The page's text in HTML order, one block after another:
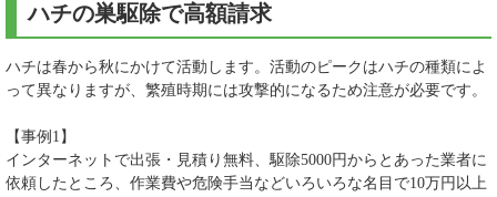
ハチの巣駆除で高額請求
ハチは春から秋にかけて活動します。活動のピークはハチの種類によ
って異なりますが、繁殖時期には攻撃的になるため注意が必要です。
【事例1】
インターネットで出張・見積り無料、駆除5000円からとあった業者に
依頼したところ、作業費や危険手当などいろいろな名目で10万円以上